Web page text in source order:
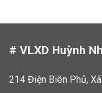
# VLXD Huỳnh
214 Điện Biên Phủ,